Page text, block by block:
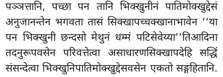
पञ्ञत्तानि, पच्छा पन तानि भिक्खुनीनं पातिमोक्खुद्देसं
अनुजानन्तेन भगवता तासं सिक्खापच्चक्खानाभावेन ‘‘या
पन भिक्खुनी छन्दसो मेथुनं धम्मं पटिसेवेय्या’’तिआदिना
तदनुरूपवसेन परिवत्तेत्वा असाधारणसिक्खापदेहि सद्धिं
संसन्देत्वा भिक्खुनिपातिमोक्खुद्देसवसेन एकतो सङ्गहितानि.